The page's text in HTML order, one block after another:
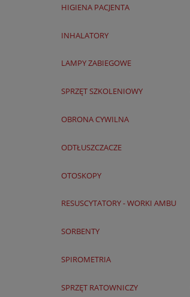
HIGIENA PACJENTA
INHALATORY
LAMPY ZABIEGOWE
SPRZĘT SZKOLENIOWY
OBRONA CYWILNA
ODTŁUSZCZACZE
OTOSKOPY
RESUSCYTATORY - WORKI AMBU
SORBENTY
SPIROMETRIA
SPRZĘT RATOWNICZY